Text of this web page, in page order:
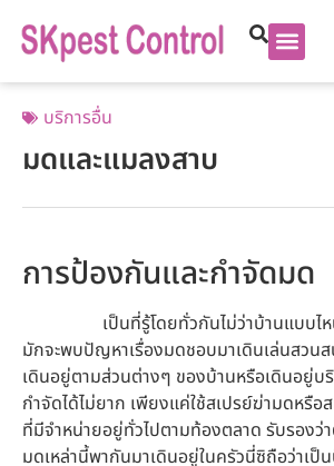
บริการอื่น
มดและแมลงสาบ
การป้องกันและกำจัดมด
เป็นที่รู้โดยทั่วกันไม่ว่าบ้านแบบไหน
มักจะพบปัญหาเรื่องมดชอบมาเดินเล่นสวน
เดินอยู่ตามส่วนต่างๆ ของบ้านหรือเดินอยู่บ
กำจัดได้ไม่ยาก เพียงแค่ใช้สเปรย์ฆ่ามดหรื
ที่มีจำหน่ายอยู่ทั่วไปตามท้องตลาด รับรองว่
มดเหล่านี้พากันมาเดินอยู่ในครัวนี่ซิถือว่าเ